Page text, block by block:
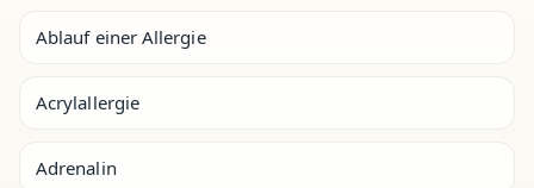
Ablauf einer Allergie
Acrylallergie
Adrenalin